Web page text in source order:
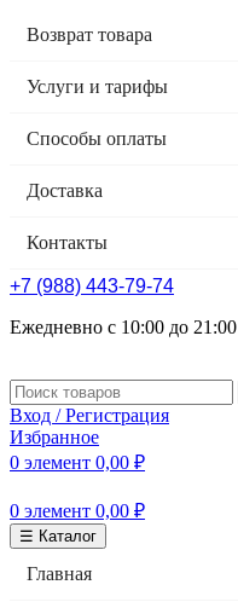
Возврат товара
Услуги и тарифы
Способы оплаты
Доставка
Контакты
+7 (988) 443-79-74
Ежедневно с 10:00 до 21:00
Вход / Регистрация
Избранное
0 элемент 0,00 ₽
0 элемент 0,00 ₽
☰ Каталог
Главная